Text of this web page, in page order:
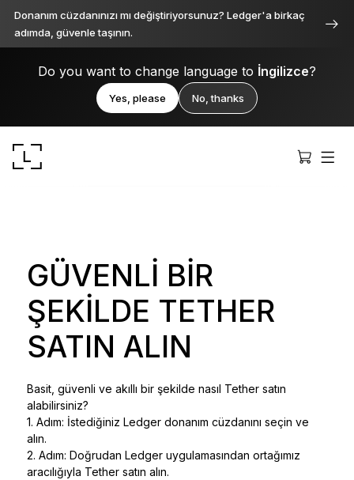
Donanım cüzdanınızı mı değiştiriyorsunuz? Ledger'a birkaç
adımda, güvenle taşının.
Do you want to change language to İngilizce?
Yes, please No, thanks
Ledger Stax
Her açıdan birinci sınıf
Ledger Flex
Ledger Nano Gen5
YENI RENKLER
GÜVENLI BIR
ŞEKILDE TETHER
SATIN ALIN
Basit, güvenli ve akıllı bir şekilde nasıl Tether satın
alabilirsiniz?
1. Adım: İstediğiniz Ledger donanım cüzdanını seçin ve
alın.
2. Adım: Doğrudan Ledger uygulamasından ortağımız
aracılığıyla Tether satın alın.